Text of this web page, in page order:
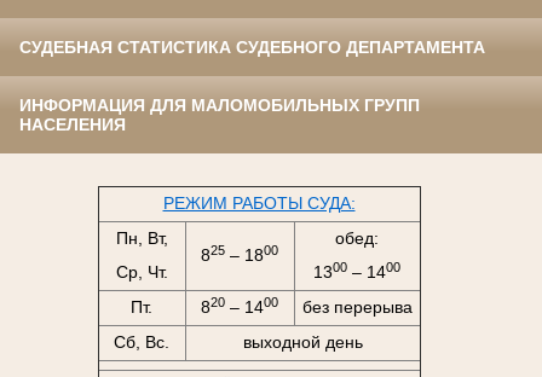
СУДЕБНАЯ СТАТИСТИКА СУДЕБНОГО ДЕПАРТАМЕНТА
ИНФОРМАЦИЯ ДЛЯ МАЛОМОБИЛЬНЫХ ГРУПП
НАСЕЛЕНИЯ
РЕЖИМ РАБОТЫ СУДА:
Пн, Вт,
Ср, Чт.
825 – 1800
обед:
1300 – 1400
Пт. 820 – 1400
без перерыва
Сб, Вс.
выходной день